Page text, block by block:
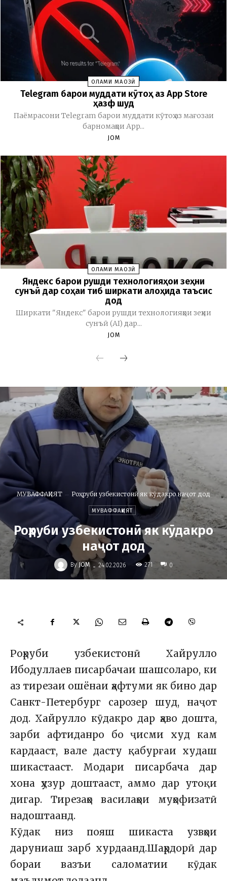
ОЛАМИ МАҶОЗӢ
Telegram барои муддати кӯтоҳ аз App Store
ҳазф шуд
Паёмрасони Telegram барои муддати кӯтоҳ аз мағозаи
барномаҳои App...
JOM
ОЛАМИ МАҶОЗӢ
Яндекс барои рушди технологияҳои зеҳни
сунъӣ дар соҳаи тиб ширкати алоҳида таъсис
дод
Ширкати "Яндекс" барои рушди технологияҳои зеҳни
сунъӣ (AI) дар...
JOM